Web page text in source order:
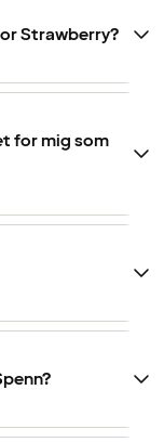
Strawberry?
for mig som